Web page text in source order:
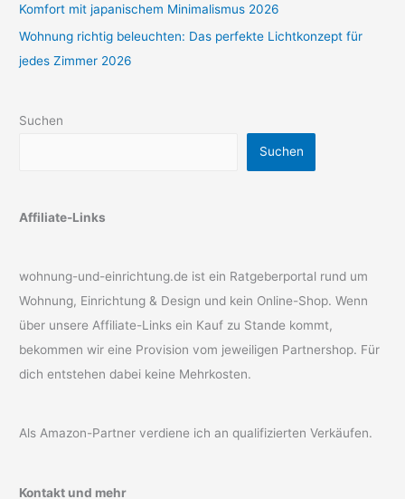
Komfort mit japanischem Minimalismus 2026
Wohnung richtig beleuchten: Das perfekte Lichtkonzept für
jedes Zimmer 2026
Suchen
Suchen
Affiliate-Links
wohnung-und-einrichtung.de ist ein Ratgeberportal rund um
Wohnung, Einrichtung & Design und kein Online-Shop. Wenn
über unsere Affiliate-Links ein Kauf zu Stande kommt,
bekommen wir eine Provision vom jeweiligen Partnershop. Für
dich entstehen dabei keine Mehrkosten.
Als Amazon-Partner verdiene ich an qualifizierten Verkäufen.
Kontakt und mehr